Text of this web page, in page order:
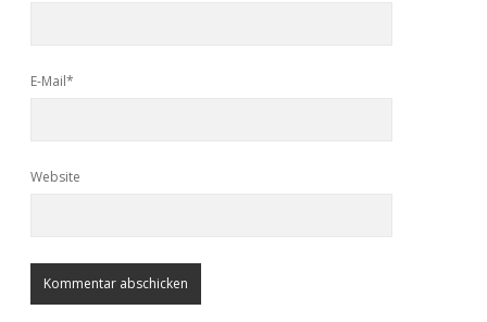
E-Mail*
Website